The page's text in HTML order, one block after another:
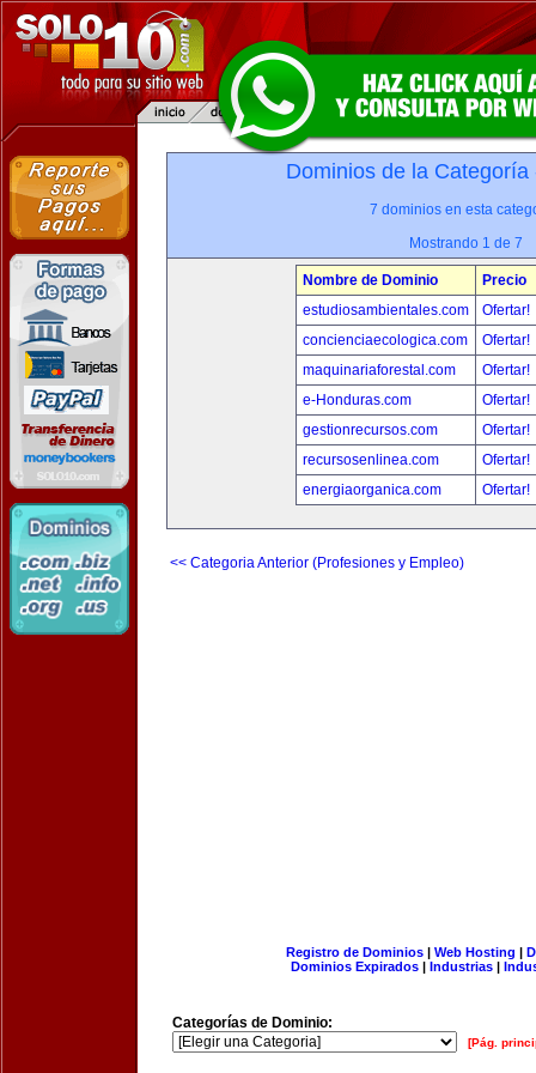
Dominios de la
7 dominios en esta
Mostrando 1 de 7
Nombre de Dominio
Precio
estudiosambientales.com
Ofertar!
concienciaecologica.com
Ofertar!
maquinariaforestal.com
Ofertar!
e-Honduras.com
Ofertar!
gestionrecursos.com
Ofertar!
recursosenlinea.com
Ofertar!
energiaorganica.com
Ofertar!
<< Categoria Anterior (Profesiones y Empleo)
Registro de Dominios| Web Hosting |
Dominios Expirados | Industrias |
Categorías de Dominio:
[Pág.